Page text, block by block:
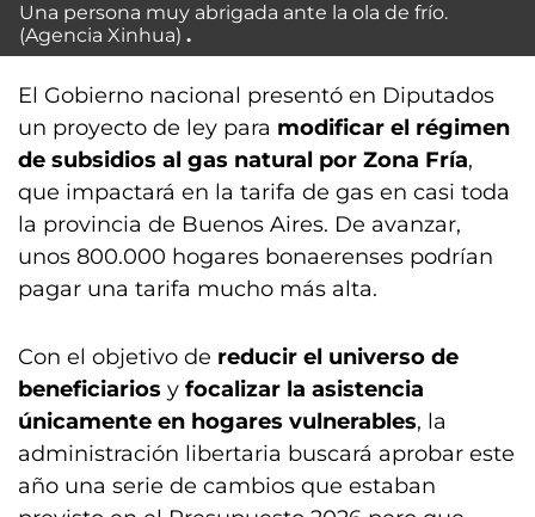
Una persona muy abrigada ante la ola de frío.
(Agencia Xinhua)
El Gobierno nacional presentó en Diputados
un proyecto de ley para modificar el régimen
de subsidios al gas natural por Zona Fría,
que impactará en la tarifa de gas en casi toda
la provincia de Buenos Aires. De avanzar,
unos 800.000 hogares bonaerenses podrían
pagar una tarifa mucho más alta.
Con el objetivo de reducir el universo de
beneficiarios y focalizar la asistencia
únicamente en hogares vulnerables, la
administración libertaria buscará aprobar este
año una serie de cambios que estaban